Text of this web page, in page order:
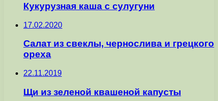
Кукурузная каша с сулугуни
17.02.2020
Салат из свеклы, чернослива и грецкого
ореха
22.11.2019
Щи из зеленой квашеной капусты